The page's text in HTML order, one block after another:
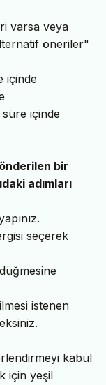
varsa veya
öneriler"
içinde
içinde
bir
adımları
seçerek
istenen
kabul
için yeşil